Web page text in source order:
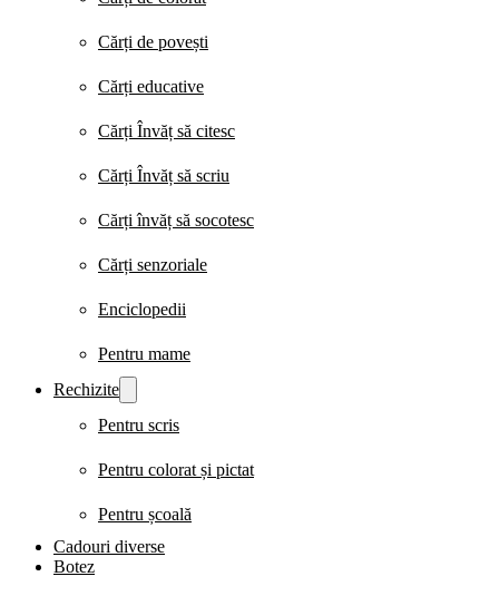
Cărți de povești
Cărți educative
Cărți Învăț să citesc
Cărți Învăț să scriu
Cărți învăț să socotesc
Cărți senzoriale
Enciclopedii
Pentru mame
Rechizite
Pentru scris
Pentru colorat și pictat
Pentru școală
Cadouri diverse
Botez